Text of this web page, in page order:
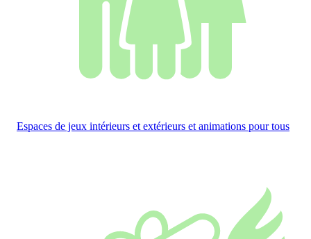
Espaces de jeux intérieurs et extérieurs et animations pour tous